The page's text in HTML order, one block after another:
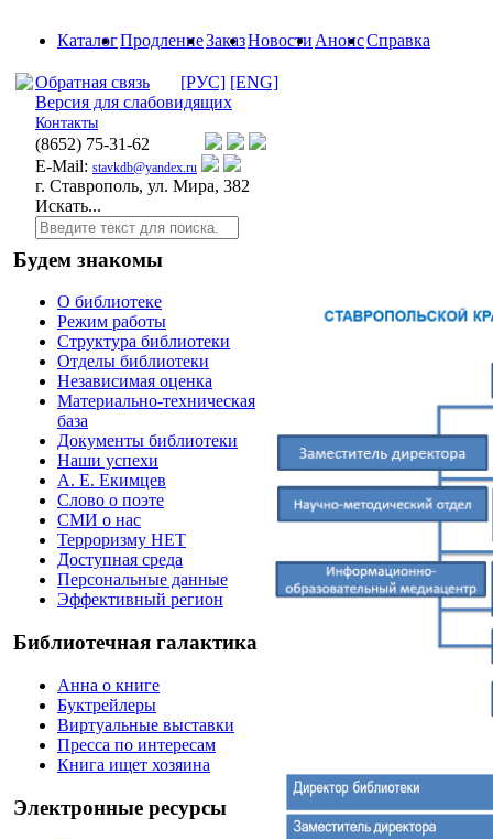
КаталогПродлениеЗаказНовости АнонсСправка
Обратная связь [РУС] [ENG]
Версия для слабовидящих
Контакты
(8652) 75-31-62
E-Mail: stavkdb@yandex.ru
г. Ставрополь, ул. Мира, 382
Искать...
Будем знакомы
О библиотеке
Режим работы
Структура библиотеки
Отделы библиотеки
Независимая оценка
Материально-техническая
база
Документы библиотеки
Наши успехи
А. Е. Екимцев
Слово о поэте
СМИ о нас
Терроризму НЕТ
Доступная среда
Персональные данные
Эффективный регион
Библиотечная галактика
Анна о книге
Буктрейлеры
Виртуальные выставки
Пресса по интересам
Книга ищет хозяина
Электронные ресурсы